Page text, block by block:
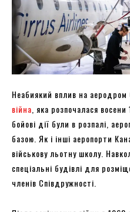
Неабиякий вплив на
війна , яка розпочалася
бойові дії були в розпалі,
базою. Як і інші аеропорти
військову льотну школу.
спеціальні будівлі для
членів Співдружності.